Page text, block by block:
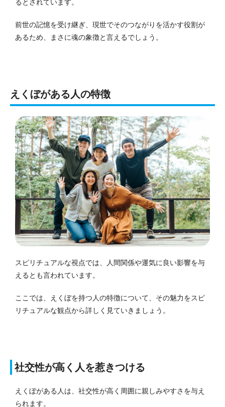
るとされています。
前世の記憶を受け継ぎ、現世でそのつながりを活かす役割が
あるため、まさに魂の象徴と言えるでしょう。
えくぼがある人の特徴
スピリチュアルな視点では、人間関係や運気に良い影響を与
えるとも言われています。
ここでは、えくぼを持つ人の特徴について、その魅力をスピ
リチュアルな観点から詳しく見ていきましょう。
社交性が高く人を惹きつける
えくぼがある人は、社交性が高く周囲に親しみやすさを与え
られます。